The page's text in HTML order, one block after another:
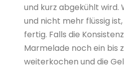
und kurz abgekühlt wird.
und nicht mehr flüssig
fertig. Falls die
Marmelade noch ein bis
weiterkochen und die